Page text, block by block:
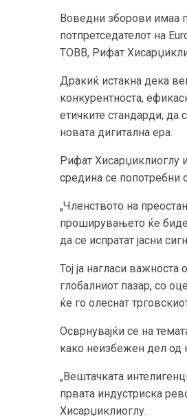
Воведни зборови имаа
потпретседателот на
TOBB, Рифат
Дракиќ истакна дека
конкурентноста,
етичките стандарди, да
новата дигитална ера.
Рифат Хисарџиклиоглу
средина се попотребни
„Членството на
проширувањето ќе биде
да се испратат јасни
Тој ја нагласи
глобалниот пазар, со
ќе го олеснат
Осврнувајќи се на
како неизбежен дел од
„Вештачката
првата индустриска
Хисарџиклиоглу.